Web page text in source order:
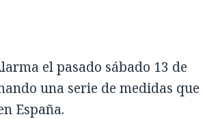
el pasado sábado 13 de
una serie de medidas que
España.